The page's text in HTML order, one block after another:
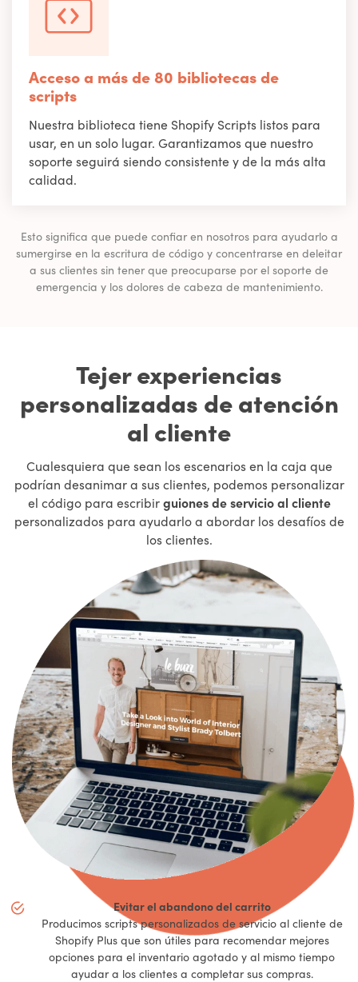
Acceso a más de 80 bibliotecas de
scripts
Nuestra biblioteca tiene Shopify Scripts listos para
usar, en un solo lugar. Garantizamos que nuestro
soporte seguirá siendo consistente y de la más alta
calidad.
Esto significa que puede confiar en nosotros para ayudarlo a
sumergirse en la escritura de código y concentrarse en deleitar
a sus clientes sin tener que preocuparse por el soporte de
emergencia y los dolores de cabeza de mantenimiento.
Tejer experiencias
personalizadas de atención
al cliente
Cualesquiera que sean los escenarios en la caja que
podrían desanimar a sus clientes, podemos personalizar
el código para escribirguiones de servicio al cliente
personalizados para ayudarlo a abordar los desafíos de
los clientes.
Evitar el abandono del carrito
Producimos scripts personalizados de servicio al cliente de
Shopify Plus que son útiles para recomendar mejores
opciones para el inventario agotado y al mismo tiempo
ayudar a los clientes a completar sus compras.